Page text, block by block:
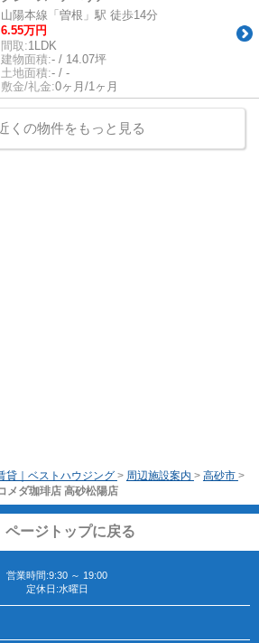
山陽本線「曽根」駅 徒歩14分
6.55万円
間取:1LDK
建物面積:- / 14.07坪
土地面積:- / -
敷金/礼金:0ヶ月/1ヶ月
くの物件をもっと見る
貸｜ベストハウジング > 周辺施設案内 > 高砂市 >
メダ珈琲店 高砂松陽店
ページトップに戻る
営業時間:9:30 ～ 19:00
定休日:水曜日